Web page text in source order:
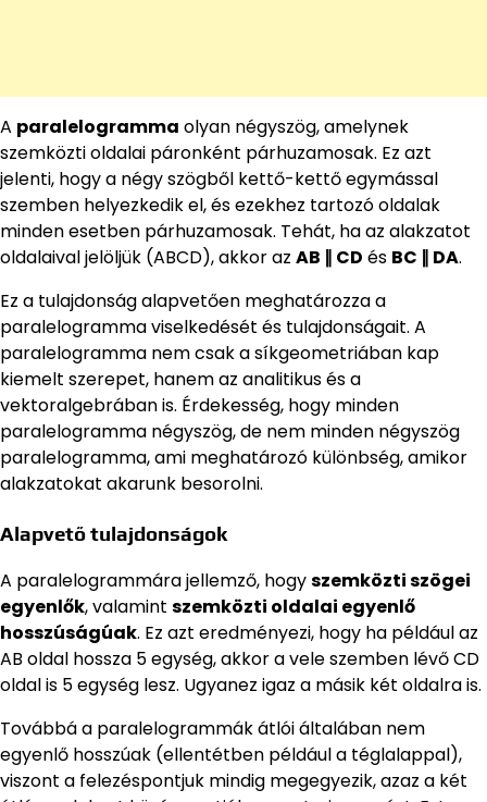
A paralelogramma olyan négyszög, amelynek
szemközti oldalai páronként párhuzamosak. Ez azt
jelenti, hogy a négy szögből kettő-kettő egymással
szemben helyezkedik el, és ezekhez tartozó oldalak
minden esetben párhuzamosak. Tehát, ha az alakzatot
oldalaival jelöljük (ABCD), akkor az AB ∥ CD és BC ∥ DA.
Ez a tulajdonság alapvetően meghatározza a
paralelogramma viselkedését és tulajdonságait. A
paralelogramma nem csak a síkgeometriában kap
kiemelt szerepet, hanem az analitikus és a
vektoralgebrában is. Érdekesség, hogy minden
paralelogramma négyszög, de nem minden négyszög
paralelogramma, ami meghatározó különbség, amikor
alakzatokat akarunk besorolni.
Alapvető tulajdonságok
A paralelogrammára jellemző, hogyszemközti szögei
egyenlők, valamint szemközti oldalai egyenlő
hosszúságúak. Ez azt eredményezi, hogy ha például az
AB oldal hossza 5 egység, akkor a vele szemben lévő CD
oldal is 5 egység lesz. Ugyanez igaz a másik két oldalra is.
Továbbá a paralelogrammák átlói általában nem
egyenlő hosszúak (ellentétben például a téglalappal),
viszont a felezéspontjuk mindig megegyezik, azaz a két